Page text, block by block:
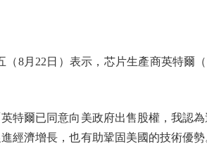
月22日）表示，芯片生產商英特爾
爾已同意向美政府出售股權，我認為
經濟增長，也有助鞏固美國的技術優